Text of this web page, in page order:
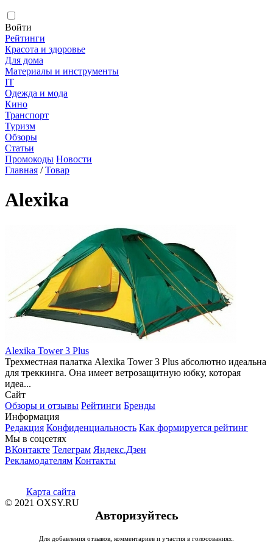
Войти
Рейтинги
Красота и здоровье
Для дома
Материалы и инструменты
IT
Одежда и мода
Кино
Транспорт
Туризм
Обзоры
Статьи
Промокоды Новости
Главная /Товар
Alexika
Alexika Tower 3 Plus
Трехместная палатка Alexika Tower 3 Plus абсолютно идеальна
для треккинга. Она имеет ветрозащитную юбку, которая
идеа...
Сайт
Обзоры и отзывы Рейтинги Бренды
Информация
Редакция Конфиденциальность Как формируется рейтинг
Мы в соцсетях
ВКонтакте Телеграм Яндекс.Дзен
Рекламодателям Контакты
Карта сайта
© 2021 OXSY.RU
Авторизуйтесь
Для добавления отзывов, комментариев и участия в голосованиях.